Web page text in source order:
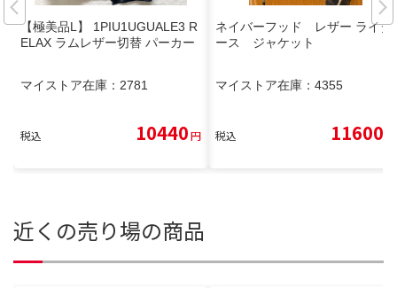
【極美品L】 1PIU1UGUALE3 R
ELAX ラムレザー切替 パーカー
マイストア在庫： 2781
税込 10440円
ネイバーフッド レザー ライダ
ース ジャケット
マイストア在庫： 4355
税込 11600
近くの売り場の商品